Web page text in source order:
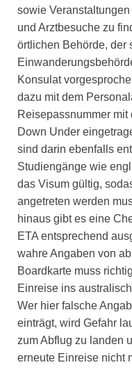
sowie
und Arztbesuche zu
örtlichen Behörde, der
Konsulat
dazu mit dem
Reisepassnummer
Down Under
sind darin ebenfalls
Studiengänge wie
das Visum gültig,
angetreten werden
hinaus gibt es eine
ETA entsprechend
wahre Angaben von
Boardkarte muss
Einreise ins
Wer hier falsche
einträgt, wird Gefahr
zum Abflug zu landen
erneute Einreise nicht